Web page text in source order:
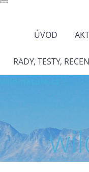
ÚVOD
RADY, TESTY,